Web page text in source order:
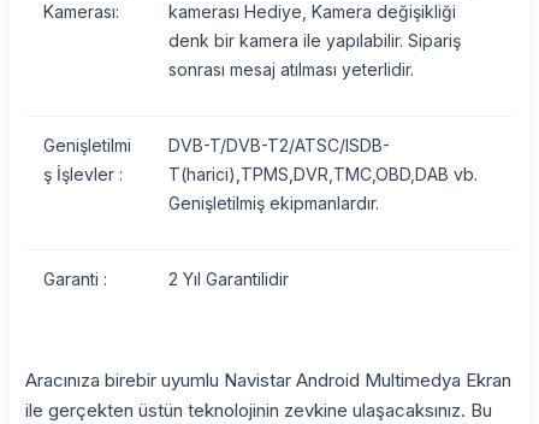
Kamerası:
kamerası Hediye, Kamera değişikliği
denk bir kamera ile yapılabilir. Sipariş
sonrası mesaj atılması yeterlidir.
Genişletilmi
ş İşlevler :
DVB-T/DVB-T2/ATSC/ISDB-
T(harici),TPMS,DVR,TMC,OBD,DAB vb.
Genişletilmiş ekipmanlardır.
Garanti : 2 Yıl Garantilidir
Aracınıza birebir uyumlu Navistar Android Multimedya Ekran
ile gerçekten üstün teknolojinin zevkine ulaşacaksınız. Bu